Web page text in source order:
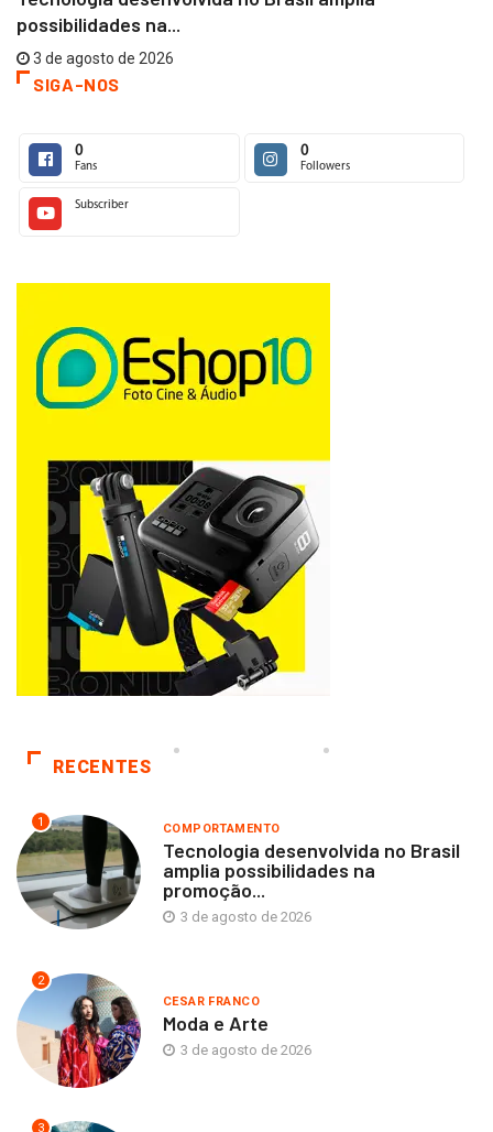
possibilidades na...
3 de agosto de 2026
SIGA-NOS
0
Fans
0
Followers
Subscriber
RECENTES
1 COMPORTAMENTO
Tecnologia desenvolvida no Brasil
amplia possibilidades na
promoção...
3 de agosto de 2026
2
CESAR FRANCO
Moda e Arte
3 de agosto de 2026
3